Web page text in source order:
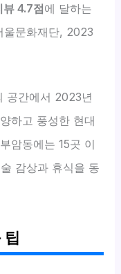
뷰 4.7점에 달하는
울문화재단, 2023
공간에서 2023년
하고 풍성한 현대
암동에는 15곳 이
감상과 휴식을 동
팁